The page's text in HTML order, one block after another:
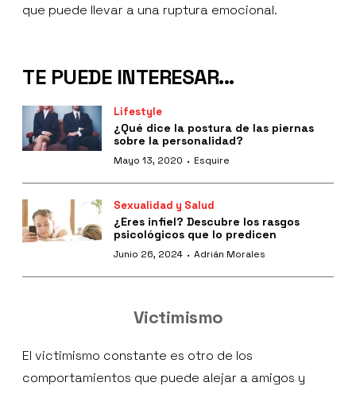
que puede llevar a una ruptura emocional.
TE PUEDE INTERESAR...
Lifestyle
¿Qué dice la postura de las piernas
sobre la personalidad?
Mayo 13, 2020 · Esquire
Sexualidad y Salud
¿Eres infiel? Descubre los rasgos
psicológicos que lo predicen
Junio 26, 2024 · Adrián Morales
Victimismo
El victimismo constante es otro de los
comportamientos que puede alejar a amigos y